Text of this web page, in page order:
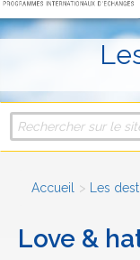
Accueil Les
Love &